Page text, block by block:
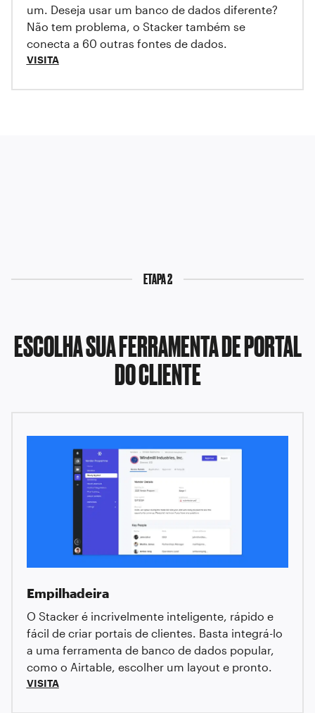
um. Deseja usar um banco de dados diferente?
Não tem problema, o Stacker também se
conecta a 60 outras fontes de dados.
VISITA
ETAPA 2
ESCOLHA SUA FERRAMENTA DE PORTAL
DO CLIENTE
Empilhadeira
O Stacker é incrivelmente inteligente, rápido e
fácil de criar portais de clientes. Basta integrá-lo
a uma ferramenta de banco de dados popular,
como o Airtable, escolher um layout e pronto.
VISITA